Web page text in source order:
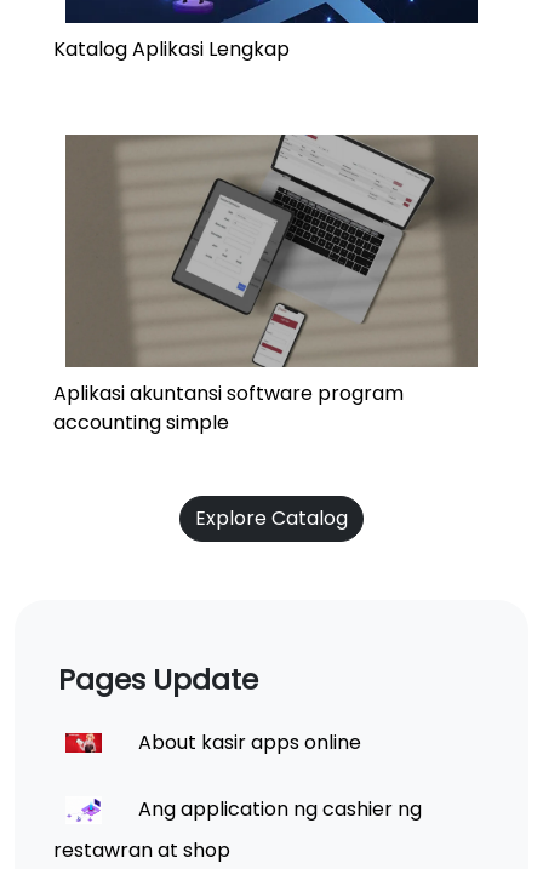
Katalog Aplikasi Lengkap
Aplikasi akuntansi software program
accounting simple
Explore Catalog
Pages Update
About kasir apps online
Ang application ng cashier ng
restawran at shop